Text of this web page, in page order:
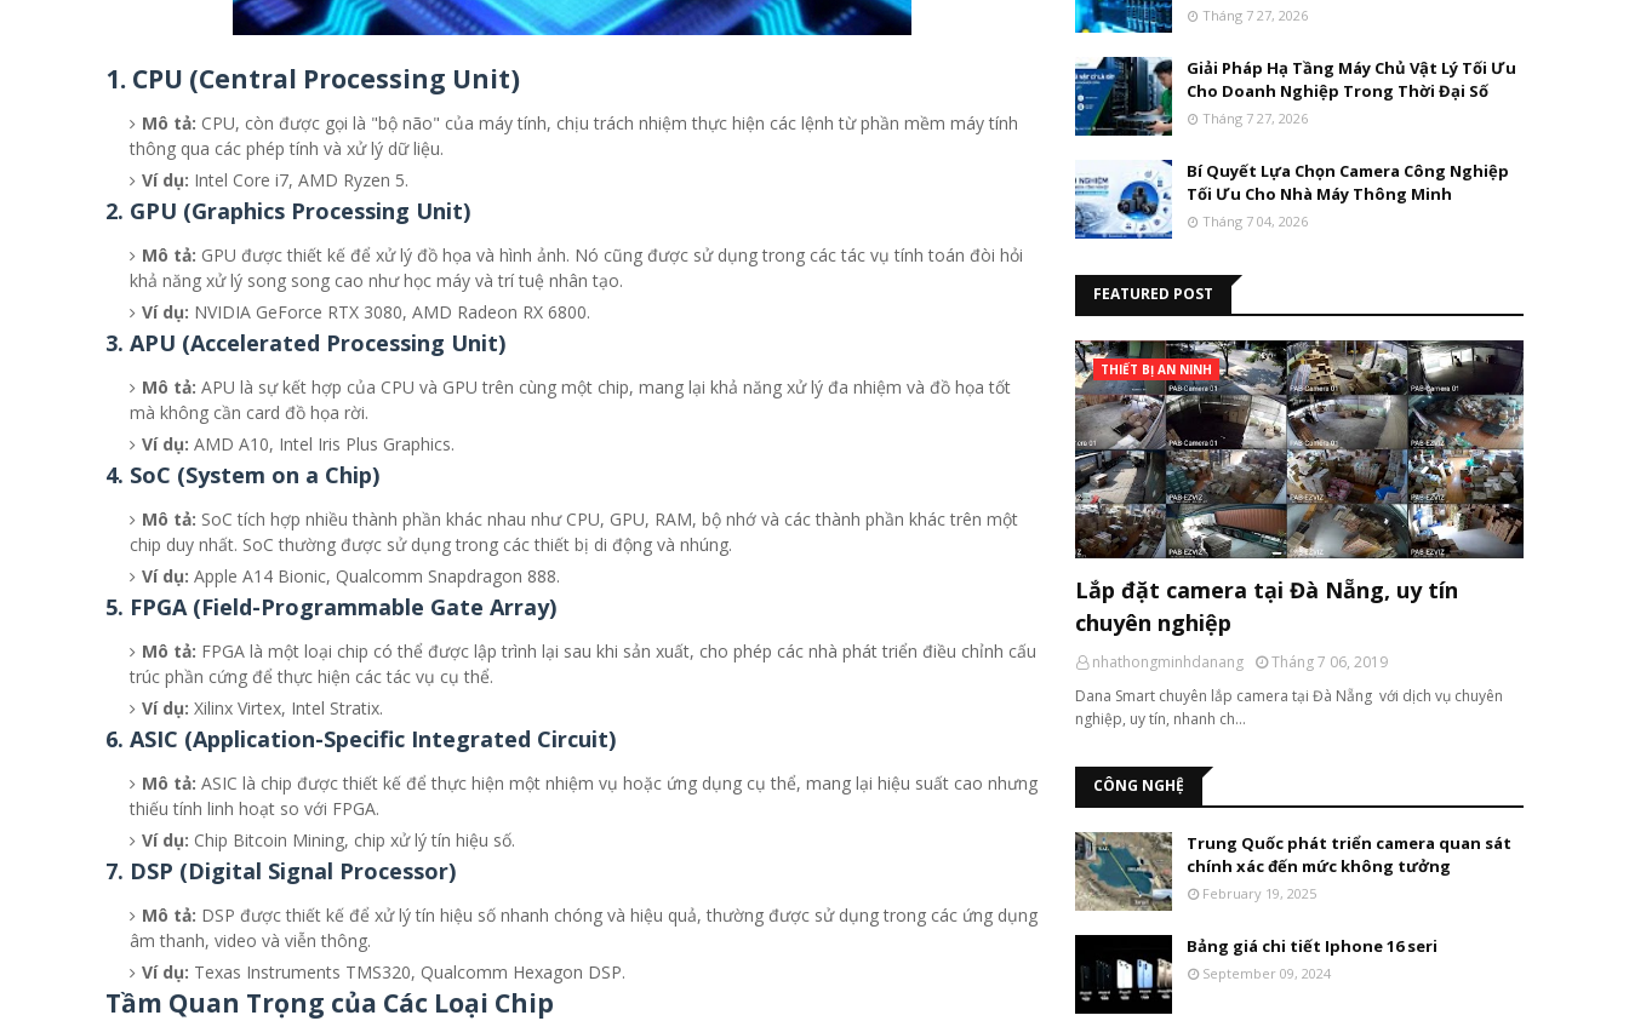
1. CPU (Central Processing Unit)
Mô tả: CPU, còn được gọi là "bộ não" của máy tính, chịu trách nhiệm thực hiện các lệnh từ phần mềm máy tính
thông qua các phép tính và xử lý dữ liệu.
Ví dụ: Intel Core i7, AMD Ryzen 5.
2. GPU (Graphics Processing Unit)
Mô tả: GPU được thiết kế để xử lý đồ họa và hình ảnh. Nó cũng được sử dụng trong các tác vụ tính toán đòi hỏi
khả năng xử lý song song cao như học máy và trí tuệ nhân tạo.
Ví dụ: NVIDIA GeForce RTX 3080, AMD Radeon RX 6800.
3. APU (Accelerated Processing Unit)
Mô tả: APU là sự kết hợp của CPU và GPU trên cùng một chip, mang lại khả năng xử lý đa nhiệm và đồ họa tốt
mà không cần card đồ họa rời.
Ví dụ: AMD A10, Intel Iris Plus Graphics.
4. SoC (System on a Chip)
Mô tả: SoC tích hợp nhiều thành phần khác nhau như CPU, GPU, RAM, bộ nhớ và các thành phần khác trên một
chip duy nhất. SoC thường được sử dụng trong các thiết bị di động và nhúng.
Ví dụ: Apple A14 Bionic, Qualcomm Snapdragon 888.
5. FPGA (Field-Programmable Gate Array)
Mô tả: FPGA là một loại chip có thể được lập trình lại sau khi sản xuất, cho phép các nhà phát triển điều chỉnh cấu
trúc phần cứng để thực hiện các tác vụ cụ thể.
Ví dụ: Xilinx Virtex, Intel Stratix.
6. ASIC (Application-Specific Integrated Circuit)
Mô tả: ASIC là chip được thiết kế để thực hiện một nhiệm vụ hoặc ứng dụng cụ thể, mang lại hiệu suất cao nhưng
thiếu tính linh hoạt so với FPGA.
Ví dụ: Chip Bitcoin Mining, chip xử lý tín hiệu số.
7. DSP (Digital Signal Processor)
Mô tả: DSP được thiết kế để xử lý tín hiệu số nhanh chóng và hiệu quả, thường được sử dụng trong các ứng dụng
âm thanh, video và viễn thông.
Ví dụ: Texas Instruments TMS320, Qualcomm Hexagon DSP.
Tầm Quan Trọng của Các Loại Chip
Tháng 7 27, 2026
Giải Pháp Hạ Tầng Máy Chủ Vật Lý Tối Ưu
Cho Doanh Nghiệp Trong Thời Đại Số
Tháng 7 27, 2026
Bí Quyết Lựa Chọn Camera Công Nghiệp
Tối Ưu Cho Nhà Máy Thông Minh
Tháng 7 04, 2026
FEATURED POST
THIẾT BỊ AN NINH
Lắp đặt camera tại Đà Nẵng, uy tín
chuyên nghiệp
nhathongminhdanang
Tháng 7 06, 2019
Dana Smart chuyên lắp camera tại Đà Nẵng với dịch vụ chuyên
nghiệp, uy tín, nhanh ch…
CÔNG NGHỆ
Trung Quốc phát triển camera quan sát
chính xác đến mức không tưởng
February 19, 2025
Bảng giá chi tiết Iphone 16 seri
September 09, 2024